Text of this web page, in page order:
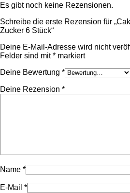
Es gibt noch keine Rezensionen.
Schreibe die erste Rezension für
Zucker 6 Stück“
Deine E-Mail-Adresse wird nicht
Felder sind mit* markiert
Deine Bewertung *
Deine Rezension *
Name *
E-Mail *